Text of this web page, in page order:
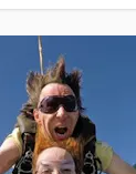
der kan gengive
teknologier og
så du kan træffe den
vigtigt at vælge de
på, at det bedste